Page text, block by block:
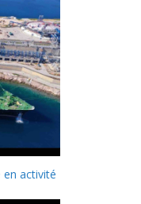
en activité